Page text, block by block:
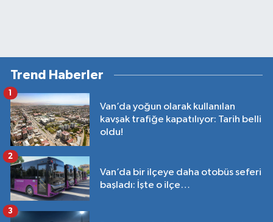
Trend Haberler
Van’da yoğun olarak kullanılan
kavşak trafiğe kapatılıyor: Tarih belli
oldu!
1
Van’da bir ilçeye daha otobüs seferi
başladı: İşte o ilçe…
2
3